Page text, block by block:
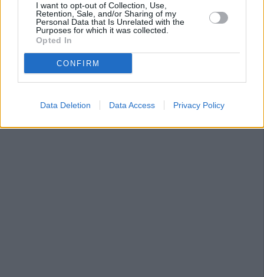
I want to opt-out of Collection, Use,
Retention, Sale, and/or Sharing of my
Personal Data that Is Unrelated with the
Purposes for which it was collected.
Opted In
CONFIRM
Data Deletion Data Access Privacy Policy